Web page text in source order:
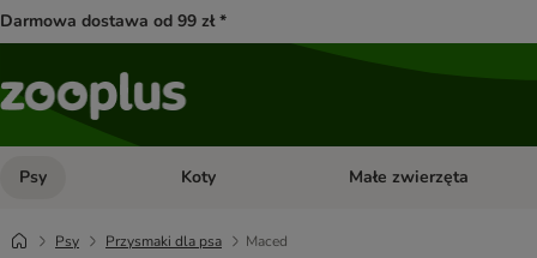
Darmowa dostawa od 99 zł *
Psy Otwórz menu kategorii: Psy
Koty Otwórz menu kategorii: Koty
Małe zwierzęta
Psy Przysmaki dla psa Maced